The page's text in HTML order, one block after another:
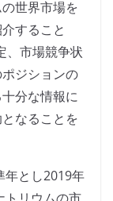
世界市場を
すること
、市場競争状
ジションの
分な情報に
なることを
年とし2019年